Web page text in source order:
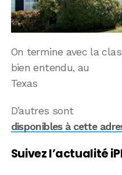
On termine avec la
bien entendu, au
Texas
D’autres sont
disponibles à cette
Suivez l’actualité